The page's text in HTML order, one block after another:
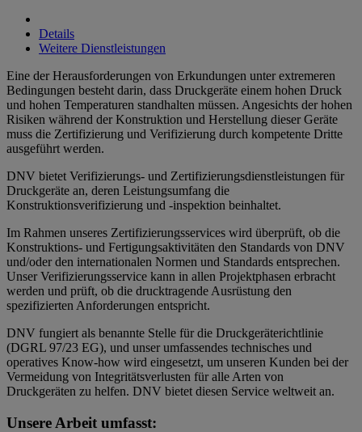
Details
Weitere Dienstleistungen
Eine der Herausforderungen von Erkundungen unter extremeren
Bedingungen besteht darin, dass Druckgeräte einem hohen Druck
und hohen Temperaturen standhalten müssen. Angesichts der hohen
Risiken während der Konstruktion und Herstellung dieser Geräte
muss die Zertifizierung und Verifizierung durch kompetente Dritte
ausgeführt werden.
DNV bietet Verifizierungs- und Zertifizierungsdienstleistungen für
Druckgeräte an, deren Leistungsumfang die
Konstruktionsverifizierung und -inspektion beinhaltet.
Im Rahmen unseres Zertifizierungsservices wird überprüft, ob die
Konstruktions- und Fertigungsaktivitäten den Standards von DNV
und/oder den internationalen Normen und Standards entsprechen.
Unser Verifizierungsservice kann in allen Projektphasen erbracht
werden und prüft, ob die drucktragende Ausrüstung den
spezifizierten Anforderungen entspricht.
DNV fungiert als benannte Stelle für die Druckgeräterichtlinie
(DGRL 97/23 EG), und unser umfassendes technisches und
operatives Know-how wird eingesetzt, um unseren Kunden bei der
Vermeidung von Integritätsverlusten für alle Arten von
Druckgeräten zu helfen. DNV bietet diesen Service weltweit an.
Unsere Arbeit umfasst: